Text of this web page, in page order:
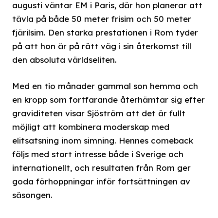
augusti väntar EM i Paris, där hon planerar att
tävla på både 50 meter frisim och 50 meter
fjärilsim. Den starka prestationen i Rom tyder
på att hon är på rätt väg i sin återkomst till
den absoluta världseliten.
Med en tio månader gammal son hemma och
en kropp som fortfarande återhämtar sig efter
graviditeten visar Sjöström att det är fullt
möjligt att kombinera moderskap med
elitsatsning inom simning. Hennes comeback
följs med stort intresse både i Sverige och
internationellt, och resultaten från Rom ger
goda förhoppningar inför fortsättningen av
säsongen.